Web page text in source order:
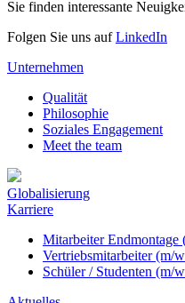
Sie finden interessante
Folgen Sie uns aufLinkedIn
Unternehmen
Qualität
Philosophie
Soziales Engagement
Meet the team
Globalisierung
Karriere
Mitarbeiter Endmontage
Vertriebsmitarbeiter (m/
Schüler / Studenten (m/